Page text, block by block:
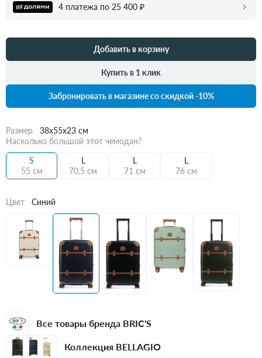
4 платежа по 25 400 ₽
Добавить в корзину
Купить в 1 клик
Забронировать в магазине со скидкой -10%
Размер
38x55x23 см
Насколько большой этот чемодан?
S
55 см
L
70,5 см
L
71 см
L
76 см
Цвет Синий
Все товары бренда BRIC'S
Коллекция BELLAGIO